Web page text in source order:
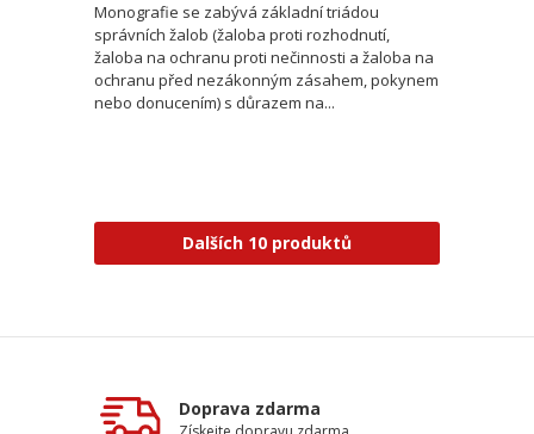
Monografie se zabývá základní triádou
správních žalob (žaloba proti rozhodnutí,
žaloba na ochranu proti nečinnosti a žaloba na
ochranu před nezákonným zásahem, pokynem
nebo donucením) s důrazem na...
Dalších 10 produktů
Doprava zdarma